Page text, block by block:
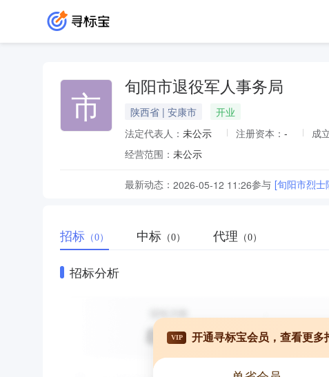
市 旬阳市退役军人事务局
陕西省 | 安康市
开业
法定代表人： 未公示 注册资本： - 成
经营范围： 未公示
最新动态： 2026-05-12 11:26参与 [旬阳市烈
招标 （0） 中标 （0） 代理 （0）
招标分析
VIP 开通寻标宝会员，查看更多